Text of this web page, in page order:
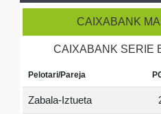
CAIXABANK
CAIXABANK SERIE
Pelotari/Pareja
Zabala-Iztueta